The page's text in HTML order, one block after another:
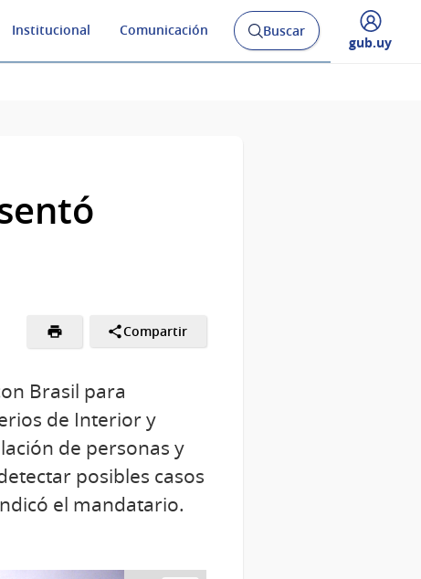
Institucional Comunicación
Abrir
buscador
Buscar
Desplegar
gub.uy
Compartir
Brasil para
de Interior y
de personas y
posibles casos
el mandatario.